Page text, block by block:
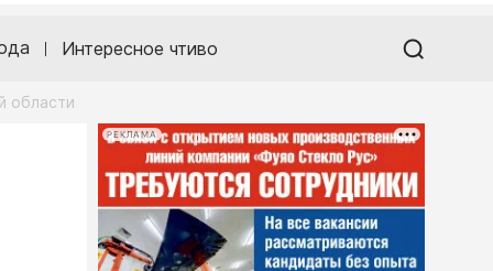
Интересное чтиво
области
РЕКЛАМА